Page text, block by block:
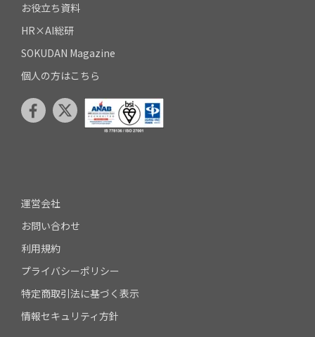
お役立ち資料
HR×AI総研
SOKUDAN Magazine
個人の方はこちら
運営会社
お問い合わせ
利用規約
プライバシーポリシー
特定商取引法に基づく表示
情報セキュリティ方針